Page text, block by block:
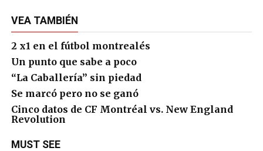
VEA TAMBIÉN
2 x1 en el fútbol montrealés
Un punto que sabe a poco
“La Caballería” sin piedad
Se marcó pero no se ganó
Cinco datos de CF Montréal vs. New England
Revolution
MUST SEE